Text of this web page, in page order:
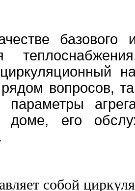
базового
вопросов,
параметры
его
собой